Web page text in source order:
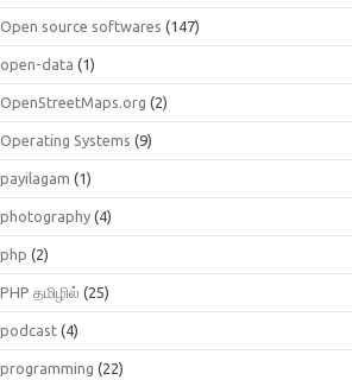
Open source softwares (147)
open-data (1)
OpenStreetMaps.org (2)
Operating Systems (9)
payilagam (1)
photography (4)
php (2)
PHP தமிழில் (25)
podcast (4)
programming (22)